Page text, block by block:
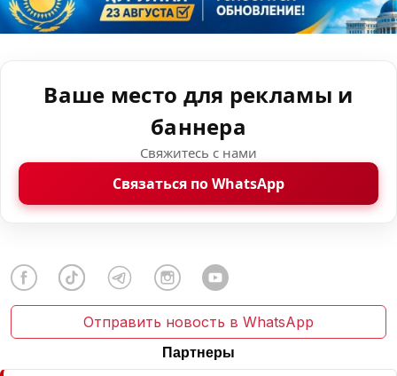
Ваше место для рекламы и
баннера
Свяжитесь с нами
Связаться по WhatsApp
Отправить новость в WhatsApp
Партнеры